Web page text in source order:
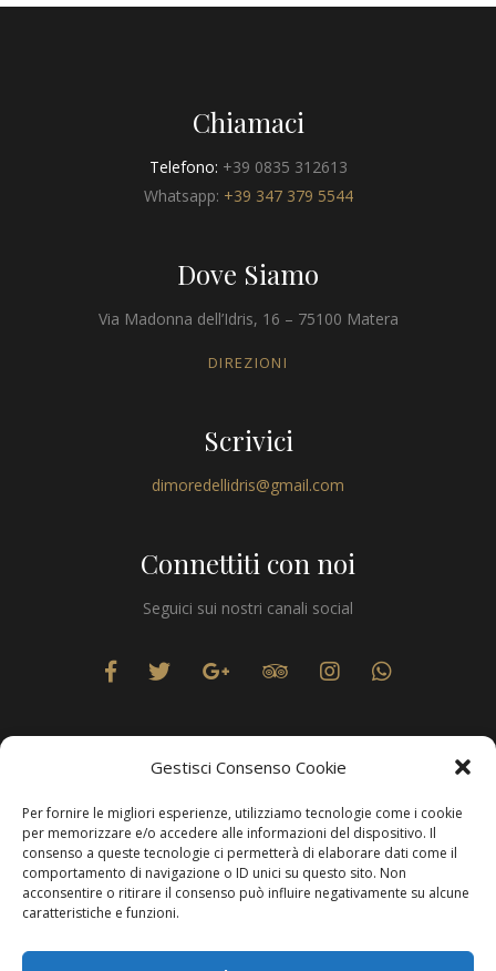
Gestisci Consenso Cookie
Per fornire le migliori esperienze, utilizziamo tecnologie come i cookie
per memorizzare e/o accedere alle informazioni del dispositivo. Il
consenso a queste tecnologie ci permetterà di elaborare dati come il
comportamento di navigazione o ID unici su questo sito. Non
acconsentire o ritirare il consenso può influire negativamente su alcune
caratteristiche e funzioni.
Chiamaci
Telefono: +39 0835 312613
Whatsapp: +39 347 379 5544
Dove Siamo
Via Madonna dell’Idris, 16 – 75100 Matera
DIREZIONI
Scrivici
dimoredellidris@gmail.com
Connettiti con noi
Seguici sui nostri canali social
Privacy
Produzione WebResolvis Marketing & Comunicazione